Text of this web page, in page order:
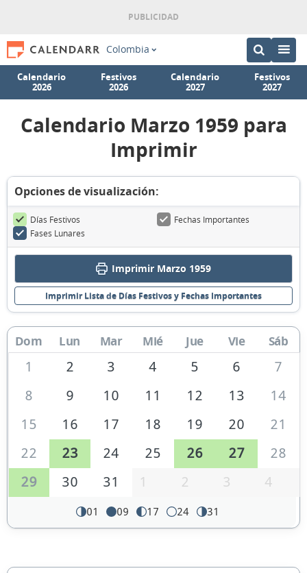
Colombia
Calendario
2026
Festivos
2026
Calendario
2027
Festivos
2027
Calendario Marzo 1959 para
Imprimir
Opciones de visualización:
Días Festivos
Fechas Importantes
Fases Lunares
Imprimir Marzo 1959
Imprimir Lista de Días Festivos y Fechas Importantes
Dom Lun Mar Mié Jue Vie Sáb
1 2 3 4 5 6
7
8
9 10 11 12 13
14
15
16 17 18 19 20
21
22
23 24 25 26 27
28
29
30 31 1 2 3 4
01 09 17 24 31